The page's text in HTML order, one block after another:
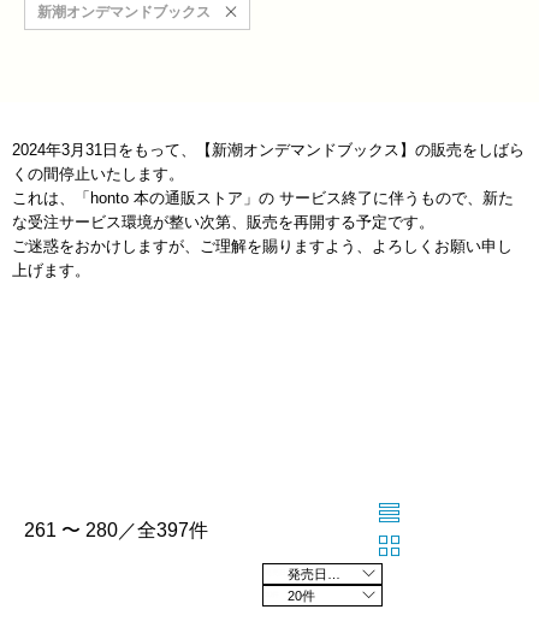
新潮オンデマンドブックス
2024年3月31日をもって、【新潮オンデマンドブックス】の販売をしばら
くの間停止いたします。
これは、「honto 本の通販ストア」の サービス終了に伴うもので、新た
な受注サービス環境が整い次第、販売を再開する予定です。
ご迷惑をおかけしますが、ご理解を賜りますよう、よろしくお願い申し
上げます。
261 〜 280／全397件
20件